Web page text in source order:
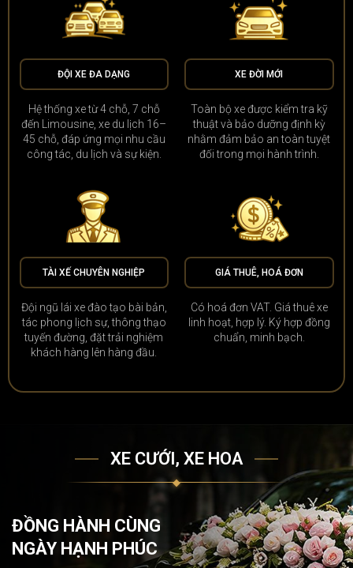
ĐỘI XE ĐA DẠNG
Hệ thống xe từ 4 chỗ, 7 chỗ
đến Limousine, xe du lịch 16–
45 chỗ, đáp ứng mọi nhu cầu
công tác, du lịch và sự kiện.
XE ĐỜI MỚI
Toàn bộ xe được kiểm tra kỹ
thuật và bảo dưỡng định kỳ
nhằm đảm bảo an toàn tuyệt
đối trong mọi hành trình.
TÀI XẾ CHUYÊN NGHIỆP
Đội ngũ lái xe đào tạo bài bản,
tác phong lịch sự, thông thạo
tuyến đường, đặt trải nghiệm
khách hàng lên hàng đầu.
GIÁ THUÊ, HOÁ ĐƠN
Có hoá đơn VAT. Giá thuê xe
linh hoạt, hợp lý. Ký hợp đồng
chuẩn, minh bạch.
XE CƯỚI, XE HOA
ĐỒNG HÀNH CÙNG
NGÀY HẠNH PHÚC